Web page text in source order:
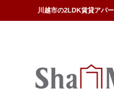
川越市の2LDK賃貸アパ